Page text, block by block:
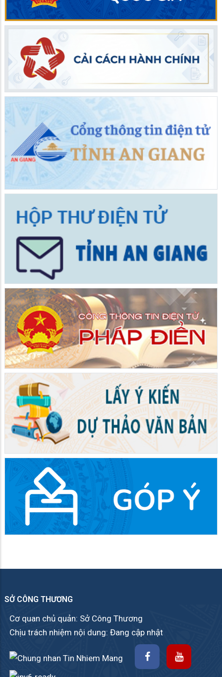
SỞ CÔNG THƯƠNG
Cơ quan chủ quản: Sở Công Thương
Chịu trách nhiệm nội dung: Đang cập nhật